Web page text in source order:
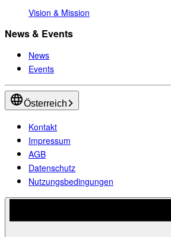
Vision & Mission
News & Events
News
Events
Österreich
Kontakt
Impressum
AGB
Datenschutz
Nutzungsbedingungen